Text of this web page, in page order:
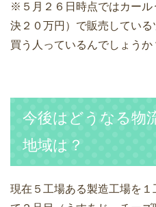
※５月２６日時点ではカール
決２０万円）で販売してい
買う人っているんでしょうか
今後はどうなる物
地域は？
現在５工場ある製造工場を